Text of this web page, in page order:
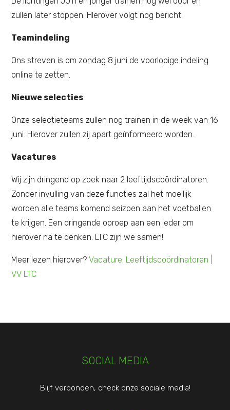
zullen later stoppen. HIerover volgt nog bericht.
Teamindeling
Ons streven is om zondag 8 juni de voorlopige indeling
online te zetten.
Nieuwe selecties
Onze selectieteams zullen nog trainen in de week van 16
juni. Hierover zullen zij apart geïnformeerd worden.
Vacatures
Wij zijn dringend op zoek naar 2 leeftijdscoördinatoren.
Zonder invulling van deze functies zal het moeilijk
worden alle teams komend seizoen aan het voetballen
te krijgen. Een dringende oproep aan een ieder om
hierover na te denken. LTC zijn we samen!
Meer lezen hierover?Vacature: Leeftijdscoördinatoren |
VV LTC
SOCIAL MEDIA
Blijf verbonden, check onze sociale media!